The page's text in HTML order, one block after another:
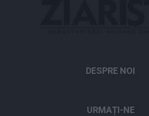
DESPRE NOI
URMAȚI-NE